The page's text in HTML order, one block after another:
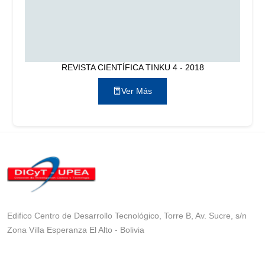
REVISTA CIENTÍFICA TINKU 4 - 2018
Ver Más
Edifico Centro de Desarrollo Tecnológico, Torre B, Av. Sucre, s/n
Zona Villa Esperanza El Alto - Bolivia